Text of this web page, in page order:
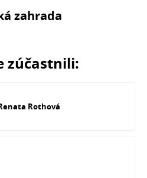
zahrada
zúčastnili:
Rothová